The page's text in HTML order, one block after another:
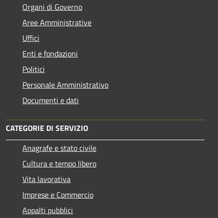
Organi di Governo
Aree Amministrative
Uffici
Enti e fondazioni
Politici
Personale Amministrativo
Documenti e dati
CATEGORIE DI SERVIZIO
Anagrafe e stato civile
Cultura e tempo libero
Vita lavorativa
Imprese e Commercio
Appalti pubblici